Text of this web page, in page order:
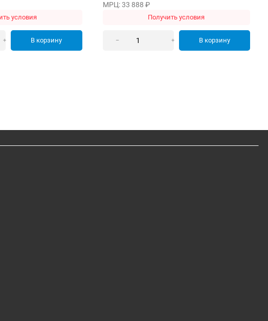
условия
+ В корзину
МРЦ: 33 888 ₽
Получить условия
– + В корзину